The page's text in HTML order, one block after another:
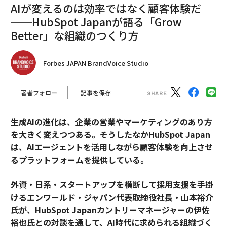
AIが変えるのは効率ではなく顧客体験だ
──HubSpot Japanが語る「Grow
Better」な組織のつくり方
Forbes JAPAN BrandVoice Studio
著者フォロー 記事を保存
生成AIの進化は、企業の営業やマーケティングのあり方
を大きく変えつつある。そうしたなかHubSpot Japan
は、AIエージェントを活用しながら顧客体験を向上させ
るプラットフォームを提供している。
外資・日系・スタートアップを横断して採用支援を手掛
けるエンワールド・ジャパン代表取締役社長・山本裕介
氏が、HubSpot Japanカントリーマネージャーの伊佐
裕也氏との対談を通して、AI時代に求められる組織づく